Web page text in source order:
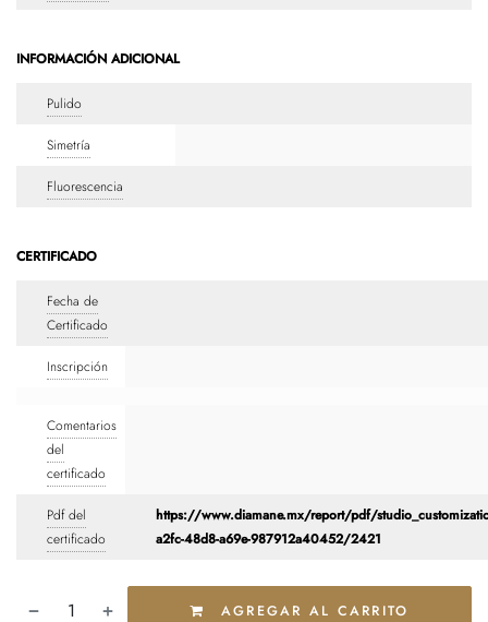
INFORMACIÓN ADICIONAL
Pulido
Simetría
Fluorescencia
CERTIFICADO
Fecha de
Certificado
Inscripción
Comentarios
del
certificado
Pdf del
certificado
https://www.diamane.mx/report/pdf/
a2fc-48d8-a69e-987912a40452/2421
AGREGAR AL CARRITO